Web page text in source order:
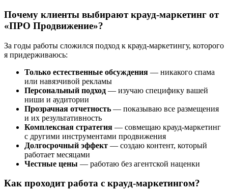
Почему клиенты выбирают крауд-маркетинг от
«ПРО Продвижение»?
За годы работы сложился подход к крауд-маркетингу, которого
я придерживаюсь:
Только естественные обсуждения — никакого спама
или навязчивой рекламы
Персональный подход — изучаю специфику вашей
ниши и аудитории
Прозрачная отчетность — показываю все размещения
и их результативность
Комплексная стратегия — совмещаю крауд-маркетинг
с другими инструментами продвижения
Долгосрочный эффект — создаю контент, который
работает месяцами
Честные цены — работаю без агентской наценки
Как проходит работа с крауд-маркетингом?